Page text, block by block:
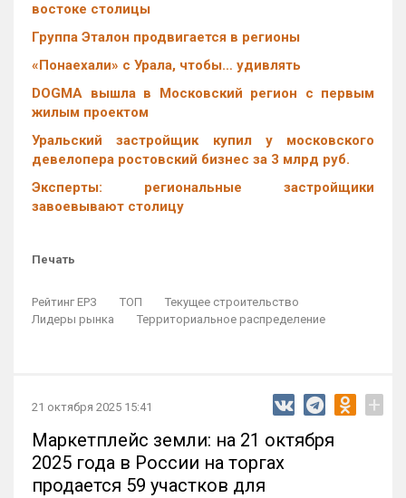
востоке столицы
Группа Эталон продвигается в регионы
«Понаехали» с Урала, чтобы… удивлять
DOGMA вышла в Московский регион с первым
жилым проектом
Уральский застройщик купил у московского
девелопера ростовский бизнес за 3 млрд руб.
Эксперты: региональные застройщики
завоевывают столицу
Печать
Рейтинг ЕРЗ ТОП
Текущее строительство
Лидеры рынка
Территориальное распределение
21 октября 2025 15:41 +
Маркетплейс земли: на 21 октября
2025 года в России на торгах
продается 59 участков для